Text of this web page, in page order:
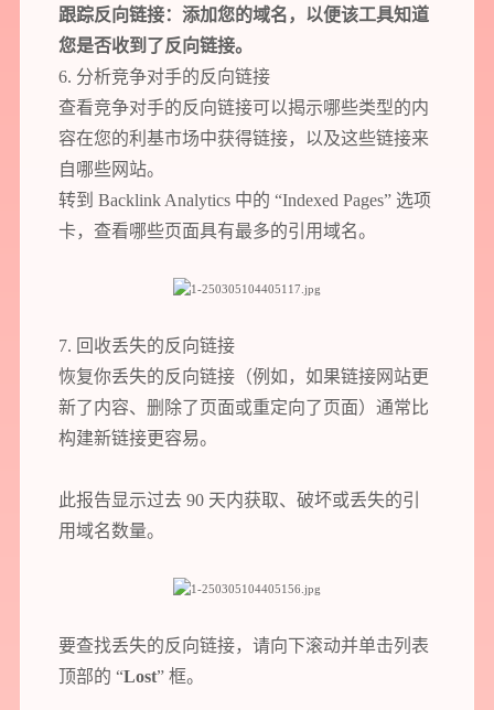
跟踪反向链接：添加您的域名，以便该工具知道
您是否收到了反向链接。
6. 分析竞争对手的反向链接
查看竞争对手的反向链接可以揭示哪些类型的内
容在您的利基市场中获得链接，以及这些链接来
自哪些网站。
转到 Backlink Analytics 中的 “Indexed Pages” 选项
卡，查看哪些页面具有最多的引用域名。
7. 回收丢失的反向链接
恢复你丢失的反向链接（例如，如果链接网站更
新了内容、删除了页面或重定向了页面）通常比
构建新链接更容易。
此报告显示过去 90 天内获取、破坏或丢失的引
用域名数量。
要查找丢失的反向链接，请向下滚动并单击列表
顶部的 “Lost” 框。